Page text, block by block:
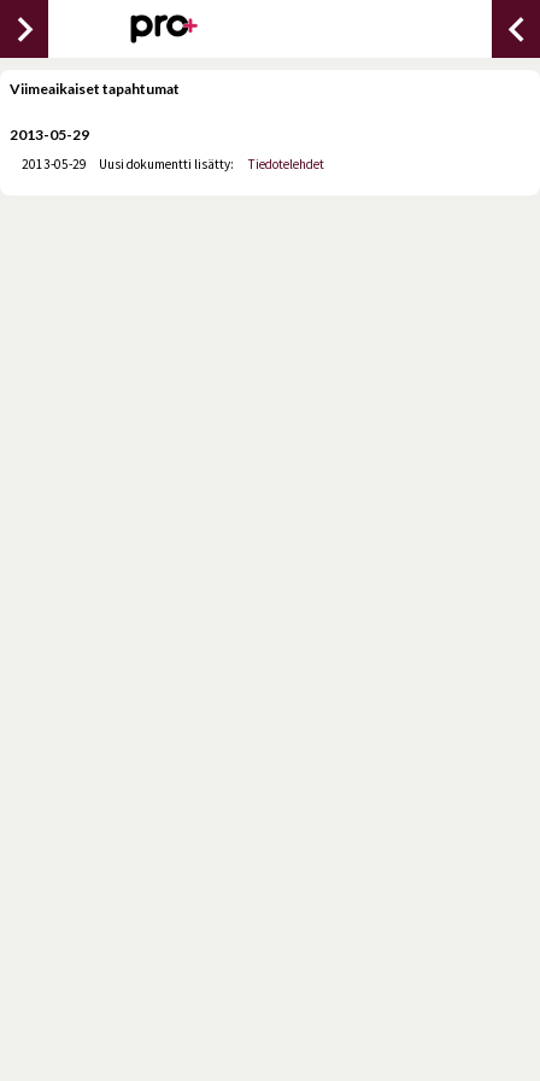
chevron_right chevron_left
Viimeaikaiset tapahtumat
2013-05-29
2013-05-29 Uusi dokumentti lisätty: Tiedotelehdet